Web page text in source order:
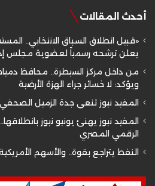
أحدث المقالات
«قبيل انطلاق السباق الانتخابي..
يعلن ترشحه رسمياً لعضوية مجلس
من داخل مركز السيطرة.. محافظ
ويؤكد: لا خسائر جراء الهزة الأرضية
المفيد نيوز تنعى جدة الزميل
المفيد نيوز يهنئ يونيو نيوز
الرقمي المصري
النفط يتراجع بقوة.. والأسهم